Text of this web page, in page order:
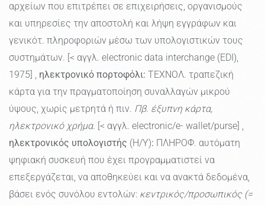
αρχείων που επιτρέπει σε επιχειρήσεις, οργανισμούς
και υπηρεσίες την αποστολή και λήψη εγγράφων και
γενικότ. πληροφοριών μέσω των υπολογιστικών τους
συστημάτων. [< αγγλ. electronic data interchange (EDI),
1975] , ηλεκτρονικό πορτοφόλι: ΤΕΧΝΟΛ. τραπεζική
κάρτα για την πραγματοποίηση συναλλαγών μικρού
ύψους, χωρίς μετρητά ή πιν. Πβ. έξυπνη κάρτα,
ηλεκτρονικό χρήμα. [< αγγλ. electronic/e- wallet/purse] ,
ηλεκτρονικός υπολογιστής (Η/Υ): ΠΛΗΡΟΦ. αυτόματη
ψηφιακή συσκευή που έχει προγραμματιστεί να
επεξεργάζεται, να αποθηκεύει και να ανακτά δεδομένα,
βάσει ενός συνόλου εντολών: κεντρικός/προσωπικός (=